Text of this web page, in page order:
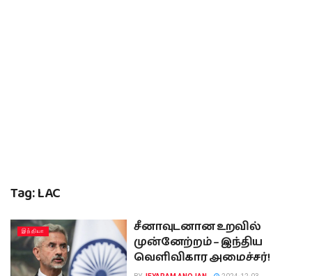
Tag:LAC
இந்தியா
சீனாவுடனான உறவில்
முன்னேற்றம் – இந்திய
வெளிவிகார அமைச்சர்!